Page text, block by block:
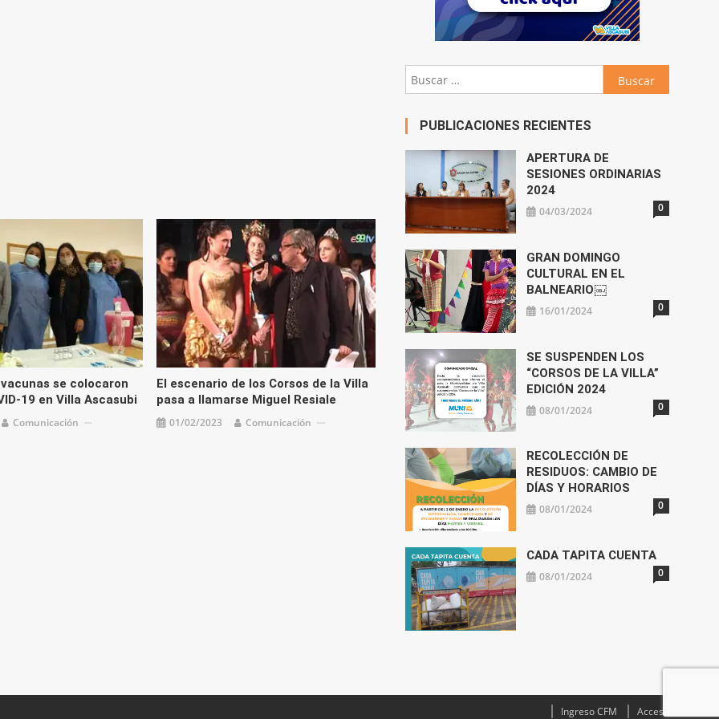
se colocaron
19 en Villa Ascasubi
Comunicación
El escenario de los Corsos de la Villa
pasa a llamarse Miguel Resiale
01/02/2023 Comunicación
Buscar:
PUBLICACIONES RECIENTES
APERTURA DE
SESIONES ORDINARIAS
2024
04/03/2024 0
GRAN DOMINGO
CULTURAL EN EL
BALNEARIO￼
16/01/2024 0
SE SUSPENDEN LOS
“CORSOS DE LA VILLA”
EDICIÓN 2024
08/01/2024 0
RECOLECCIÓN DE
RESIDUOS: CAMBIO DE
DÍAS Y HORARIOS
08/01/2024 0
CADA TAPITA CUENTA
08/01/2024 0
Ingreso CFM Acceso